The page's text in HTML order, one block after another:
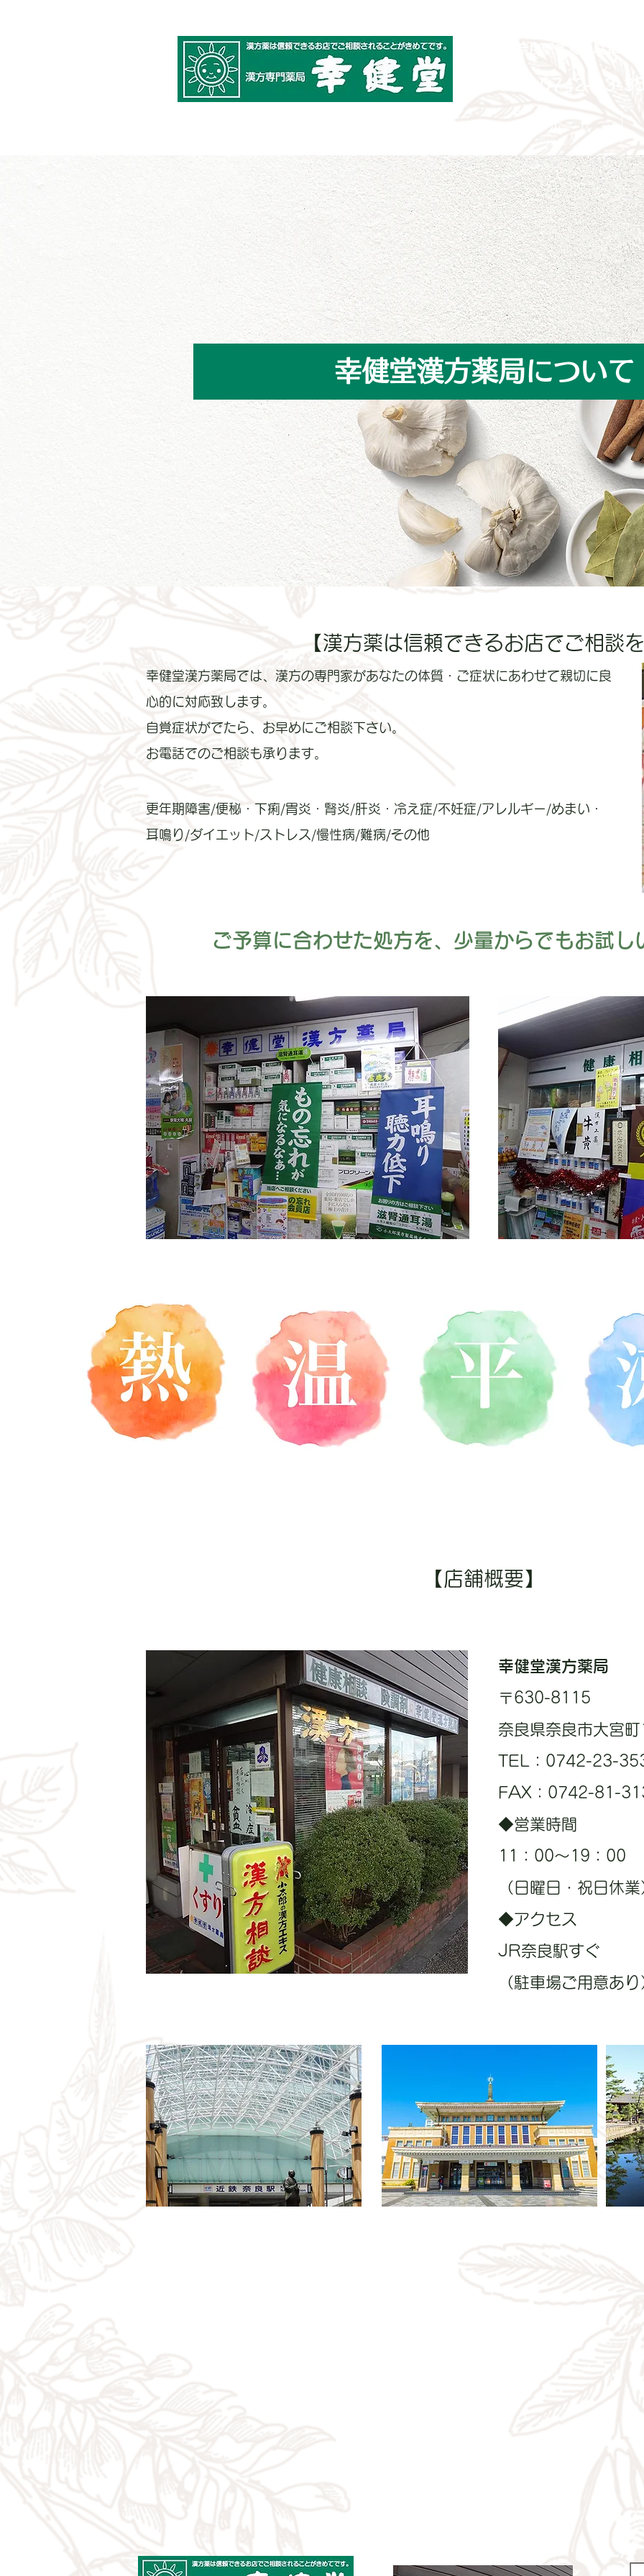
幸健堂漢方薬局について
【漢方薬は信頼できるお店でご相談
幸健堂漢方薬局では、漢方の専門家があなたの体質・ご症状にあわせて親切に良
心的に対応致します。
自覚症状がでたら、お早めにご相談下さい。
お電話でのご相談も承ります。
更年期障害/便秘・下痢/胃炎・腎炎/肝炎・冷え症/不妊症/アレルギー/めまい・
耳鳴り/ダイエット/ストレス/慢性病/難病/その他
ご予算に合わせた処方を、少量からでもお試し
【店舗概要】
幸健堂漢方薬局
〒630-8115
奈良県奈良市大宮
TEL：0742-23-
FAX：0742-81-
◆営業時間
11：00～19：00
（日曜日・祝日休
◆アクセス
JR奈良駅すぐ
（駐車場ご用意あ